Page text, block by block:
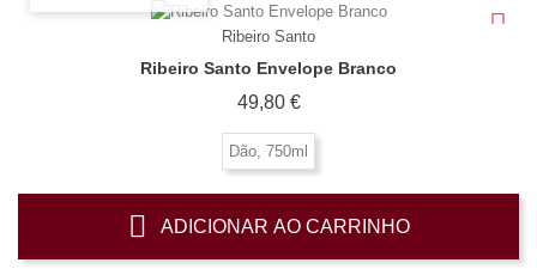
Ribeiro Santo
Ribeiro Santo Envelope Branco
49,80 €Preço
Dão, 750ml
ADICIONAR AO CARRINHO